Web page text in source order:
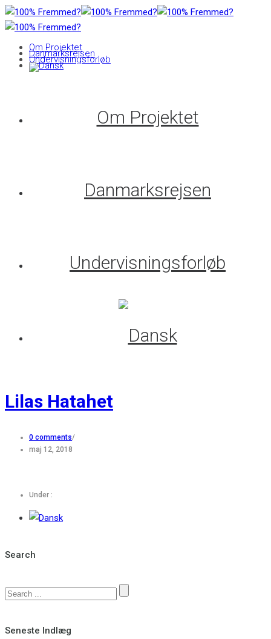
Om Projektet
Danmarksrejsen
Undervisningsforløb
Om Projektet
Danmarksrejsen
Undervisningsforløb
Lilas Hatahet
0 comments/
maj 12, 2018
Under :
Search
Seneste Indlæg